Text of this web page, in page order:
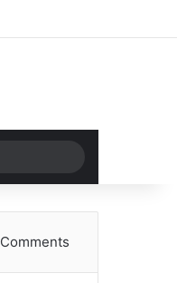
for
Comments